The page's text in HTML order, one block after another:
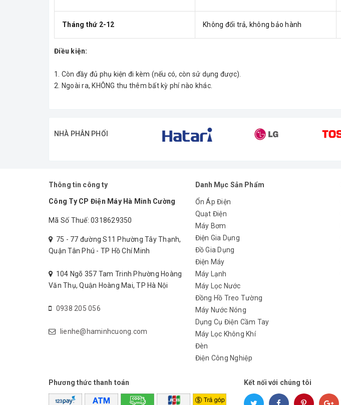
Tháng thứ 2-12 Không đổi trả, không bảo hành
Điều kiện:
1. Còn đầy đủ phụ kiện đi kèm (nếu có, còn sử dụng được).
2. Ngoài ra, KHÔNG thu thêm bất kỳ phí nào khác.
NHÀ PHÂN PHỐI
Thông tin công ty
Công Ty CP Điện Máy Hà Minh Cường
Mã Số Thuế: 0318629350
75 - 77 đường S11 Phường Tây Thạnh,
Quận Tân Phú - TP Hồ Chí Minh
104 Ngõ 357 Tam Trinh Phường Hoàng
Văn Thụ, Quận Hoàng Mai, TP Hà Nội
0938 205 056
lienhe@haminhcuong.com
Danh Mục Sản Phẩm
Ổn Áp Điện
Quạt Điện
Máy Bơm
Điện Gia Dụng
Đồ Gia Dụng
Điện Máy
Máy Lạnh
Máy Lọc Nước
Đồng Hồ Treo Tường
Máy Nước Nóng
Dụng Cụ Điện Cầm Tay
Máy Lọc Không Khí
Đèn
Điện Công Nghiệp
Phương thức thanh toán Kết nối với chúng tôi